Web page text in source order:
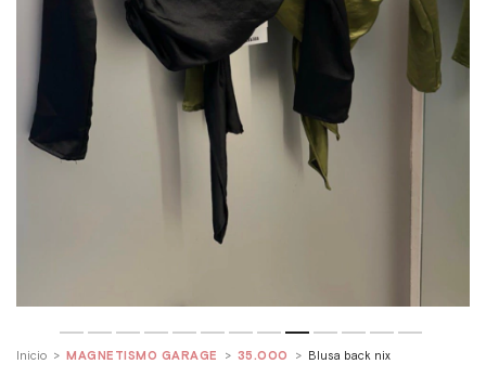
Inicio > MAGNETISMO GARAGE > 35.000 > Blusa back nix